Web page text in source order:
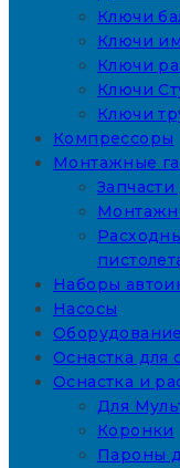
Ключи
Ключи
Ключи
Ключи
Ключи
Компрессоры
Монтажные
Наборы
Насосы
Оснастка для
Оснастка и
Для
Коронки
Пароны